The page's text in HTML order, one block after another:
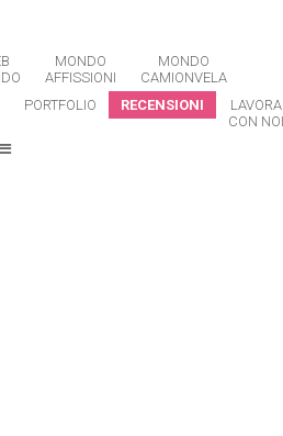
MONDO
AFFISSIONI
MONDO
CAMIONVELA
PORTFOLIO RECENSIONI
LAVORA
CON NOI